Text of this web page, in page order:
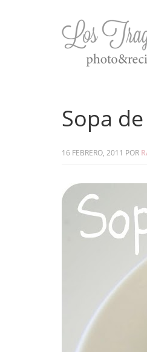
Sopa
16 FEBRERO, 2011 POR